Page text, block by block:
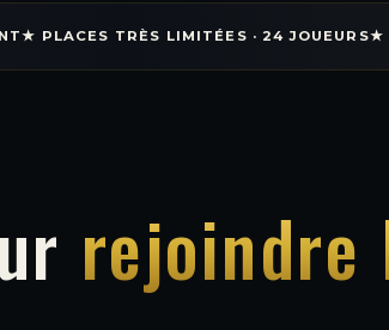
★ PLACES TRÈS LIMITÉES · 24 JOUEURS★
rejoindre